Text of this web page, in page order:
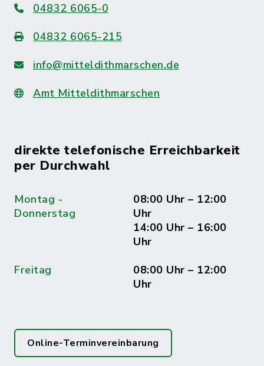
04832 6065-0
04832 6065-215
info@mitteldithmarschen.de
Amt Mitteldithmarschen
direkte telefonische Erreichbarkeit
per Durchwahl
Montag -
Donnerstag
08:00 Uhr – 12:00
Uhr
14:00 Uhr – 16:00
Uhr
Freitag
08:00 Uhr – 12:00
Uhr
Online-Terminvereinbarung